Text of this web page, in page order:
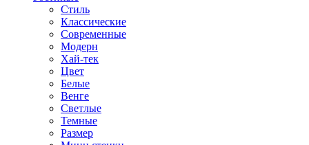
Стиль
Классические
Современные
Модерн
Хай-тек
Цвет
Белые
Венге
Светлые
Темные
Размер